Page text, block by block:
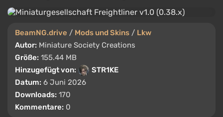
BeamNG.drive / Mods und Skins / Lkw
Autor: Miniature Society Creations
Größe: 155.44 MB
Hinzugefügt von:
STR1KE
Datum: 6 Juni 2026
Downloads: 170
Kommentare: 0